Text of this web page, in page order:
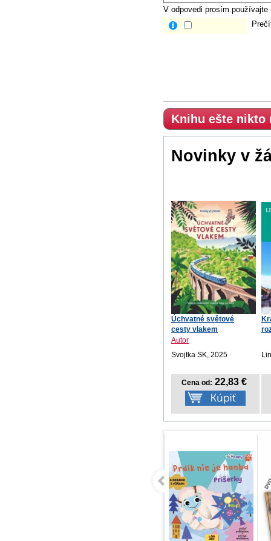
V odpovedi prosím
Knihu ešte nikto
Novinky v
Úchvatné světové
cesty vlakem
Autor
Svojtka SK, 2025
Cena od: 22,83 €